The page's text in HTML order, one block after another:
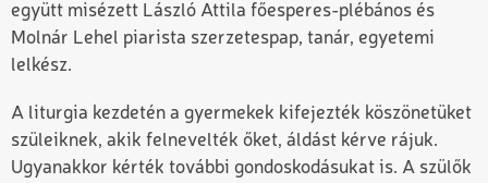
együtt misézett László Attila főesperes-plébános és
Molnár Lehel piarista szerzetespap, tanár, egyetemi
lelkész.
A liturgia kezdetén a gyermekek kifejezték köszönetüket
szüleiknek, akik felnevelték őket, áldást kérve rájuk.
Ugyanakkor kérték további gondoskodásukat is. A szülők